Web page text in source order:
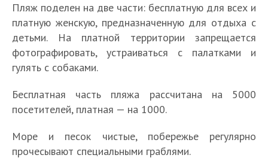
Пляж поделен на две части: бесплатную для всех и
платную женскую, предназначенную для отдыха с
детьми. На платной территории запрещается
фотографировать, устраиваться с палатками и
гулять с собаками.
Бесплатная часть пляжа рассчитана на 5000
посетителей, платная — на 1000.
Море и песок чистые, побережье регулярно
прочесывают специальными граблями.